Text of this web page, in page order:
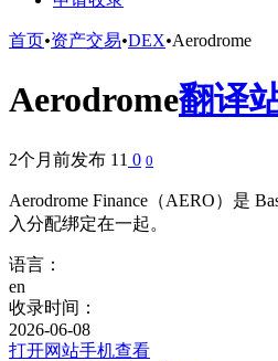
首页•资产交易•DEX•Aerodrome
Aerodrome翻译
2个月前发布 11 0 0
Aerodrome Finance（AERO）是
入分配绑定在一起。
语言：
en
收录时间：
2026-06-08
打开网站手机查看